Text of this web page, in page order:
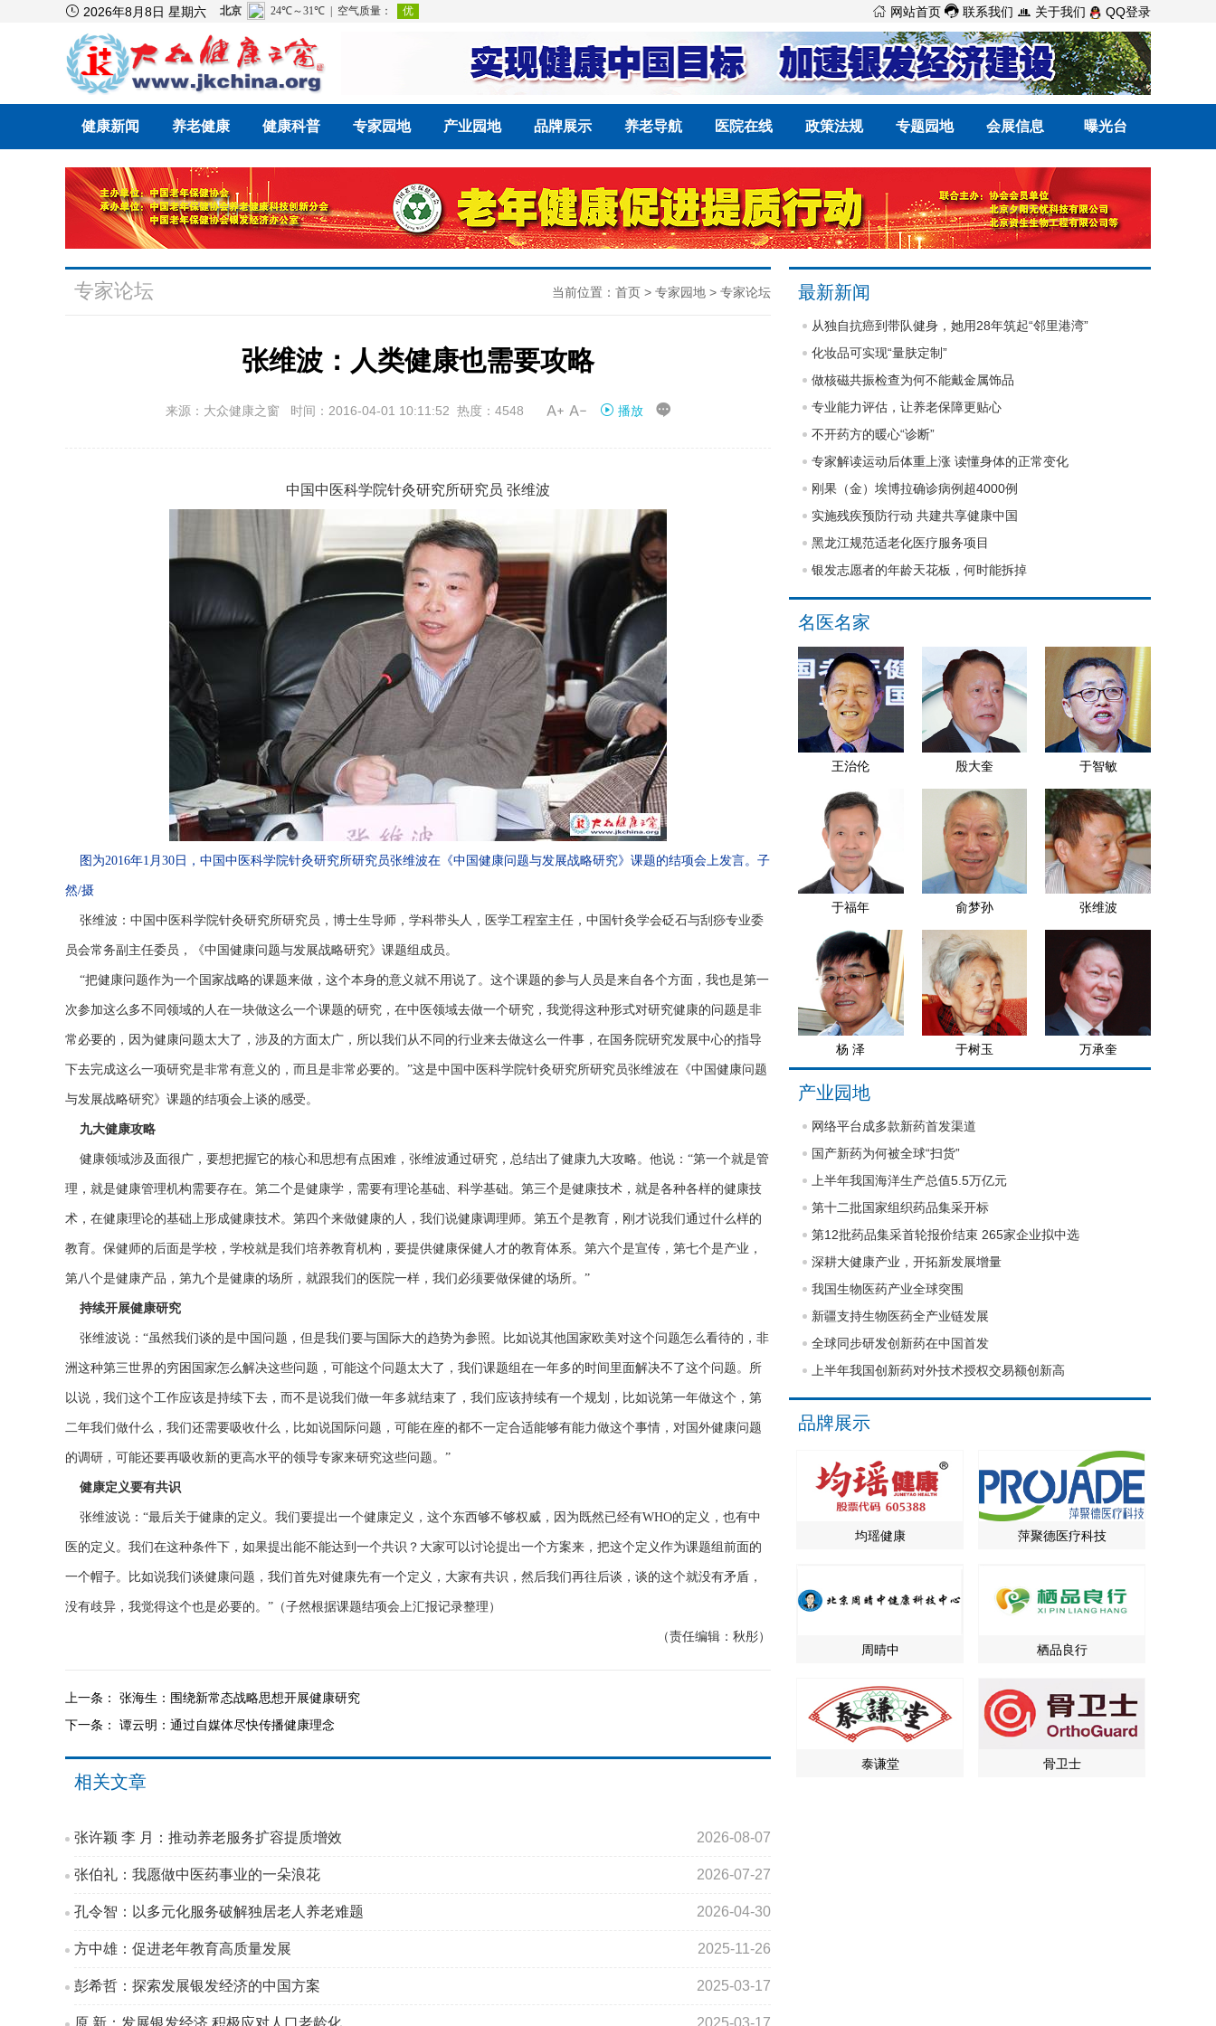
 2026年8月8日 星期六  网站首页  联系我们  关于我们 QQ登录
健康新闻 养老健康 健康科普 专家园地 产业园地 品牌展示 养老导航 医院在线 政策法规 专题园地 会展信息 曝光台
专家论坛 当前位置： 首页 > 专家园地 > 专家论坛
张维波：人类健康也需要攻略
来源：大众健康之窗 时间：2016-04-01 10:11:52 热度：4548  播放 
中国中医科学院针灸研究所研究员 张维波
图为2016年1月30日，中国中医科学院针灸研究所研究员张维波在《中国健康问题与发展战略研究》课题的结项会上发言。子
然/摄
张维波：中国中医科学院针灸研究所研究员，博士生导师，学科带头人，医学工程室主任，中国针灸学会砭石与刮痧专业委
员会常务副主任委员，《中国健康问题与发展战略研究》课题组成员。
“把健康问题作为一个国家战略的课题来做，这个本身的意义就不用说了。这个课题的参与人员是来自各个方面，我也是第一
次参加这么多不同领域的人在一块做这么一个课题的研究，在中医领域去做一个研究，我觉得这种形式对研究健康的问题是非
常必要的，因为健康问题太大了，涉及的方面太广，所以我们从不同的行业来去做这么一件事，在国务院研究发展中心的指导
下去完成这么一项研究是非常有意义的，而且是非常必要的。”这是中国中医科学院针灸研究所研究员张维波在《中国健康问题
与发展战略研究》课题的结项会上谈的感受。
九大健康攻略
健康领域涉及面很广，要想把握它的核心和思想有点困难，张维波通过研究，总结出了健康九大攻略。他说：“第一个就是管
理，就是健康管理机构需要存在。第二个是健康学，需要有理论基础、科学基础。第三个是健康技术，就是各种各样的健康技
术，在健康理论的基础上形成健康技术。第四个来做健康的人，我们说健康调理师。第五个是教育，刚才说我们通过什么样的
教育。保健师的后面是学校，学校就是我们培养教育机构，要提供健康保健人才的教育体系。第六个是宣传，第七个是产业，
第八个是健康产品，第九个是健康的场所，就跟我们的医院一样，我们必须要做保健的场所。”
持续开展健康研究
张维波说：“虽然我们谈的是中国问题，但是我们要与国际大的趋势为参照。比如说其他国家欧美对这个问题怎么看待的，非
洲这种第三世界的穷困国家怎么解决这些问题，可能这个问题太大了，我们课题组在一年多的时间里面解决不了这个问题。所
以说，我们这个工作应该是持续下去，而不是说我们做一年多就结束了，我们应该持续有一个规划，比如说第一年做这个，第
二年我们做什么，我们还需要吸收什么，比如说国际问题，可能在座的都不一定合适能够有能力做这个事情，对国外健康问题
的调研，可能还要再吸收新的更高水平的领导专家来研究这些问题。”
健康定义要有共识
张维波说：“最后关于健康的定义。我们要提出一个健康定义，这个东西够不够权威，因为既然已经有WHO的定义，也有中
医的定义。我们在这种条件下，如果提出能不能达到一个共识？大家可以讨论提出一个方案来，把这个定义作为课题组前面的
一个帽子。比如说我们谈健康问题，我们首先对健康先有一个定义，大家有共识，然后我们再往后谈，谈的这个就没有矛盾，
没有歧异，我觉得这个也是必要的。”（子然根据课题结项会上汇报记录整理）
（责任编辑：秋彤）
上一条： 张海生：围绕新常态战略思想开展健康研究
下一条： 谭云明：通过自媒体尽快传播健康理念
相关文章
张许颖 李 月：推动养老服务扩容提质增效 2026-08-07
张伯礼：我愿做中医药事业的一朵浪花 2026-07-27
孔令智：以多元化服务破解独居老人养老难题 2026-04-30
方中雄：促进老年教育高质量发展 2025-11-26
彭希哲：探索发展银发经济的中国方案 2025-03-17
原 新：发展银发经济 积极应对人口老龄化 2025-03-17
最新新闻
从独自抗癌到带队健身，她用28年筑起“邻里港湾”
化妆品可实现“量肤定制”
做核磁共振检查为何不能戴金属饰品
专业能力评估，让养老保障更贴心
不开药方的暖心“诊断”
专家解读运动后体重上涨 读懂身体的正常变化
刚果（金）埃博拉确诊病例超4000例
实施残疾预防行动 共建共享健康中国
黑龙江规范适老化医疗服务项目
银发志愿者的年龄天花板，何时能拆掉
名医名家
王治伦 殷大奎 于智敏
于福年 俞梦孙 张维波
杨 泽 于树玉 万承奎
产业园地
网络平台成多款新药首发渠道
国产新药为何被全球“扫货”
上半年我国海洋生产总值5.5万亿元
第十二批国家组织药品集采开标
第12批药品集采首轮报价结束 265家企业拟中选
深耕大健康产业，开拓新发展增量
我国生物医药产业全球突围
新疆支持生物医药全产业链发展
全球同步研发创新药在中国首发
上半年我国创新药对外技术授权交易额创新高
品牌展示
均瑶健康 萍聚德医疗科技
周晴中 栖品良行
泰谦堂 骨卫士